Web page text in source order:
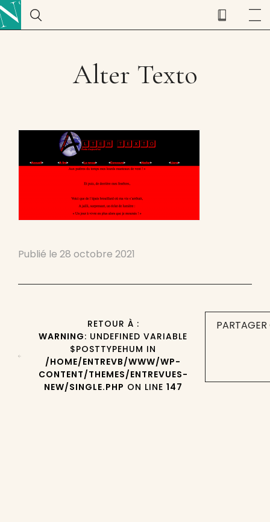
Alter Texto
Publié le 28 octobre 2021
RETOUR À :
WARNING: UNDEFINED VARIABLE
$POSTTYPEHUM IN
/HOME/ENTREVB/WWW/WP-
CONTENT/THEMES/ENTREVUES-
NEW/SINGLE.PHP ON LINE 147